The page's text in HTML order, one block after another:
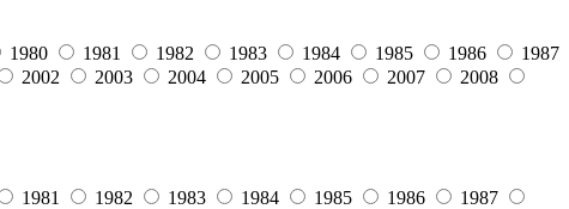
1980 1981 1982 1983 1984 1985 1986
1987
2002 2003 2004 2005 2006 2007
2008
1981 1982 1983 1984 1985 1986
1987